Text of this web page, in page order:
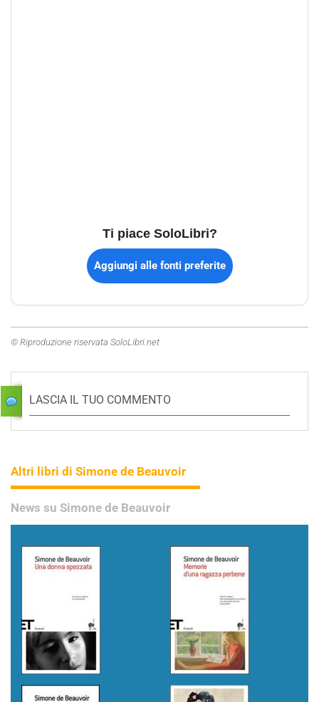
Ti piace SoloLibri?
Aggiungi alle fonti preferite
© Riproduzione riservata SoloLibri.net
LASCIA IL TUO COMMENTO
Altri libri di Simone de Beauvoir
News su Simone de Beauvoir